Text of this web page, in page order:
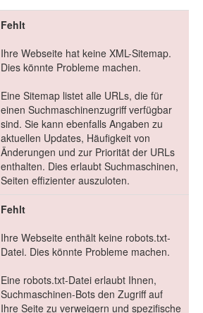
Fehlt
Ihre Webseite hat keine XML-Sitemap.
Dies könnte Probleme machen.
Eine Sitemap listet alle URLs, die für
einen Suchmaschinenzugriff verfügbar
sind. Sie kann ebenfalls Angaben zu
aktuellen Updates, Häufigkeit von
Änderungen und zur Priorität der URLs
enthalten. Dies erlaubt Suchmaschinen,
Seiten effizienter auszuloten.
Fehlt
Ihre Webseite enthält keine robots.txt-
Datei. Dies könnte Probleme machen.
Eine robots.txt-Datei erlaubt Ihnen,
Suchmaschinen-Bots den Zugriff auf
Ihre Seite zu verweigern und spezifische